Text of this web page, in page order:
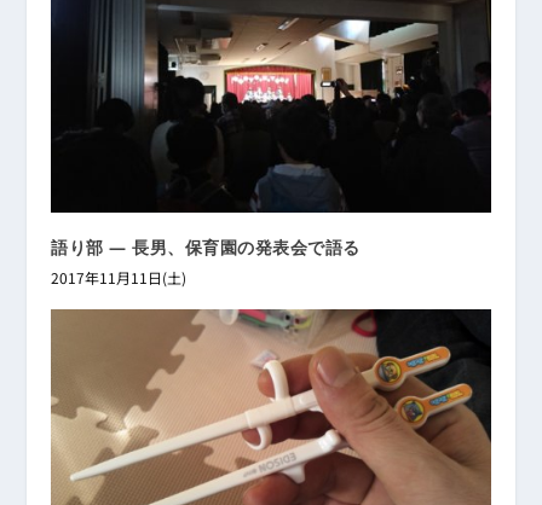
語り部 ― 長男、保育園の発表会で語る
2017年11月11日(土)